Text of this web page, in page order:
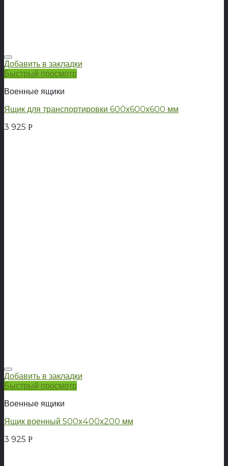
Добавить в закладки
Быстрый просмотр
Военные ящики
Ящик для транспортировки 600х600х600 мм
3 925 Р
Добавить в закладки
Быстрый просмотр
Военные ящики
Ящик военный 500х400х200 мм
3 925 Р